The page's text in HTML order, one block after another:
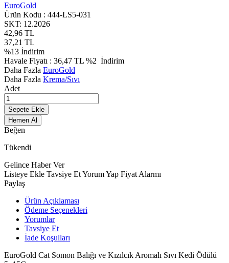
EuroGold
Ürün Kodu : 444-LS5-031
SKT: 12.2026
42,96 TL
37,21 TL
%13 İndirim
Havale Fiyatı : 36,47 TL %2 İndirim
Daha Fazla EuroGold
Daha Fazla Krema/Sıvı
Adet
Sepete Ekle
Hemen Al
Beğen
Tükendi
Gelince Haber Ver
Listeye Ekle Tavsiye EtYorum Yap Fiyat Alarmı
Paylaş
Ürün Açıklaması
Ödeme Seçenekleri
Yorumlar
Tavsiye Et
İade Koşulları
EuroGold Cat Somon Balığı ve Kızılcık Aromalı Sıvı Kedi Ödülü